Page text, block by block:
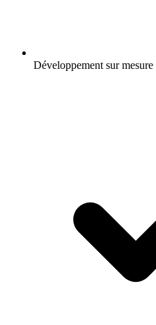
Développement sur mesure